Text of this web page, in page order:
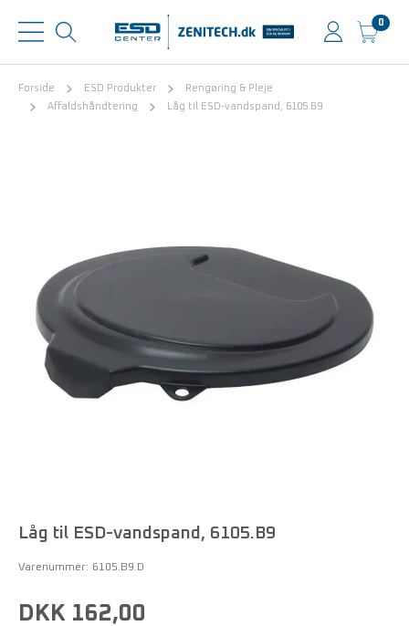
0
Forside ESD Produkter
Rengøring & Pleje
Affaldshåndtering
Låg til ESD-vandspand, 6105.B9
Låg til ESD-vandspand, 6105.B9
Varenummer: 6105.B9.D
DKK 162,00